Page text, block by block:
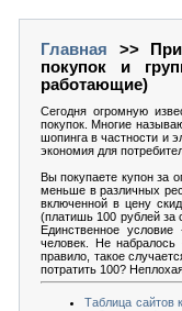
Главная >>
покупок и
работающие)
Сегодня огромную
покупок. Многие
шопинга в частности и
экономия для
Вы покупаете купон за
меньше в различных
включенной в цену
(платишь 100 рублей за
Единственное
человек. Не
правило, такое
потратить 100?
Таблица сайтов